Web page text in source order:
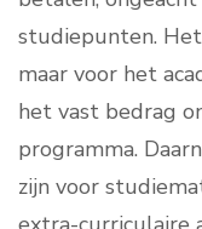
studiepunten.
maar voor het
het vast bedrag
programma.
zijn voor